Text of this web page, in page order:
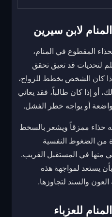
لابن سيرين
المقطوع في المنام،
لتحديات قد تعيق تحقق
إذا كان الشخص يخطط للزواج،
أو إذا كان طالباً، فقد يعاني
أو يواجه خطر الفشل.
حذاء ممزقاً ويشعر بالسخط
من الضغوط النفسية
منها في المستقبل القريب.
يستعد لمواجهة هذه
والسند لتجاوزها.
للعزباء